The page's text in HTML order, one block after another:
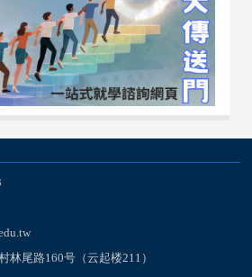
林尾路160号（云起楼211）